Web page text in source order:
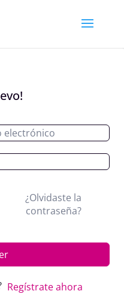
¿Olvidaste la
contraseña?
Regístrate ahora